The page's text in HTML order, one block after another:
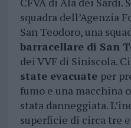
squadra dell’Agenzia
San Teodoro, una
barracellare di San
dei VVF di Siniscola.
state evacuate per
fumo e una macchina
stata danneggiata.
superficie di circa tre